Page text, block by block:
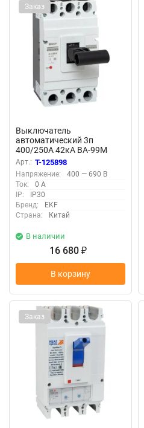
Заказ
Выключатель
автоматический 3п
400/250А 42кА ВА-99М
PROxima EKF mccb99-400-
250m
Арт.: T-125898
Напряжение:
400 — 690 В
Ток:
0 А
IP:
IP30
Бренд:
EKF
Страна:
Китай
В наличии
16 680 ₽
В корзину
Заказ